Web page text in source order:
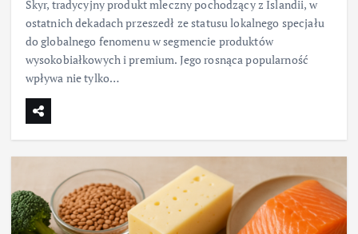
Skyr, tradycyjny produkt mleczny pochodzący z Islandii, w
ostatnich dekadach przeszedł ze statusu lokalnego specjału
do globalnego fenomenu w segmencie produktów
wysokobiałkowych i premium. Jego rosnąca popularność
wpływa nie tylko…